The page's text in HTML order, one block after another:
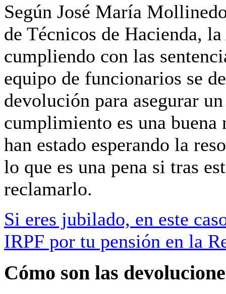
Según José María
de Técnicos de Hacienda, la
cumpliendo con las
equipo de funcionarios se
devolución para asegurar
cumplimiento es una buena
han estado esperando la
lo que es una pena si tras
reclamarlo.
Si eres jubilado, en este
IRPF por tu pensión en la
Cómo son las